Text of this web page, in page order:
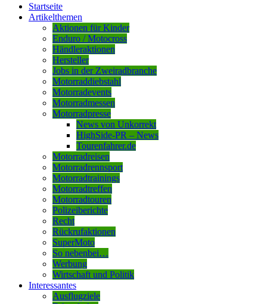
Startseite
Artikelthemen
Aktionen für Kinder
Enduro / Motocross
Händleraktionen
Hersteller
Jobs in der Zweiradbranche
Motorraddiebstahl
Motorradevents
Motorradmessen
Motorradpresse
News von Unkorrekt
HighSide-PR – News
Tourenfahrer.de
Motorradreisen
Motorradrennsport
Motorradtrainings
Motorradtreffen
Motorradtouren
Polizeiberichte
Recht
Rückrufaktionen
SuperMoto
So nebenbei…
Werbung
Wirtschaft und Politik
Interessantes
Ausflugziele